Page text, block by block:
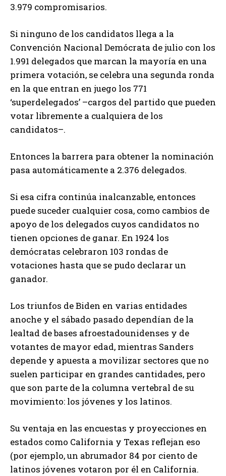
3.979 compromisarios.
Si ninguno de los candidatos llega a la
Convención Nacional Demócrata de julio con los
1.991 delegados que marcan la mayoría en una
primera votación, se celebra una segunda ronda
en la que entran en juego los 771
‘superdelegados’ –cargos del partido que pueden
votar libremente a cualquiera de los
candidatos–.
Entonces la barrera para obtener la nominación
pasa automáticamente a 2.376 delegados.
Si esa cifra continúa inalcanzable, entonces
puede suceder cualquier cosa, como cambios de
apoyo de los delegados cuyos candidatos no
tienen opciones de ganar. En 1924 los
demócratas celebraron 103 rondas de
votaciones hasta que se pudo declarar un
ganador.
Los triunfos de Biden en varias entidades
anoche y el sábado pasado dependían de la
lealtad de bases afroestadounidenses y de
votantes de mayor edad, mientras Sanders
depende y apuesta a movilizar sectores que no
suelen participar en grandes cantidades, pero
que son parte de la columna vertebral de su
movimiento: los jóvenes y los latinos.
Su ventaja en las encuestas y proyecciones en
estados como California y Texas reflejan eso
(por ejemplo, un abrumador 84 por ciento de
latinos jóvenes votaron por él en California.